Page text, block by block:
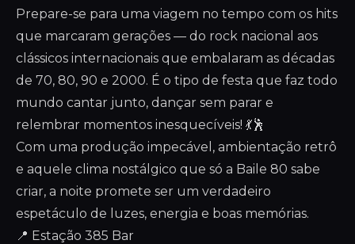
Prepare-se para uma viagem no tempo com os hits
que marcaram gerações — do rock nacional aos
clássicos internacionais que embalaram as décadas
de 70, 80, 90 e 2000. É o tipo de festa que faz todo
mundo cantar junto, dançar sem parar e
relembrar momentos inesquecíveis! 💃🕺
Com uma produção impecável, ambientação retrô
e aquele clima nostálgico que só a Baile 80 sabe
criar, a noite promete ser um verdadeiro
espetáculo de luzes, energia e boas memórias.
📍 Estação 385 Bar